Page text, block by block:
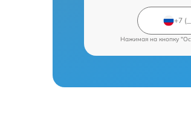
Нажимая на кнопку